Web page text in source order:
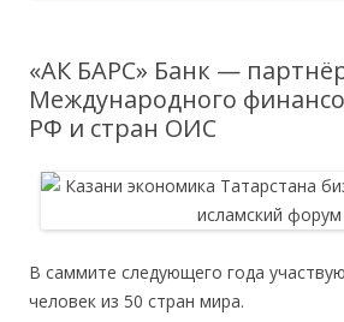
«АК БАРС» Банк —
Международного
РФ и стран ОИС
В саммите следующего года
человек из 50 стран мира.